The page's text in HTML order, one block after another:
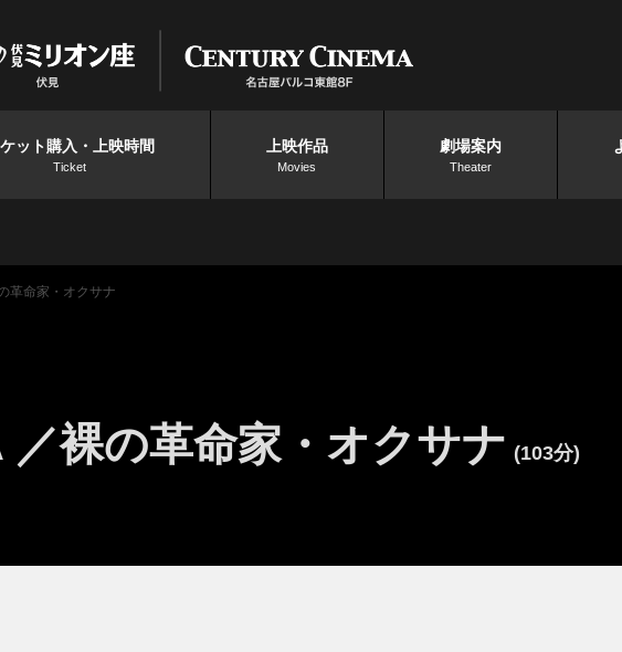
ット購入・上映時間
Ticket
上映作品
Movies
劇場案内
Theater
革命家・オクサナ
／裸の革命家・オクサナ (103分)